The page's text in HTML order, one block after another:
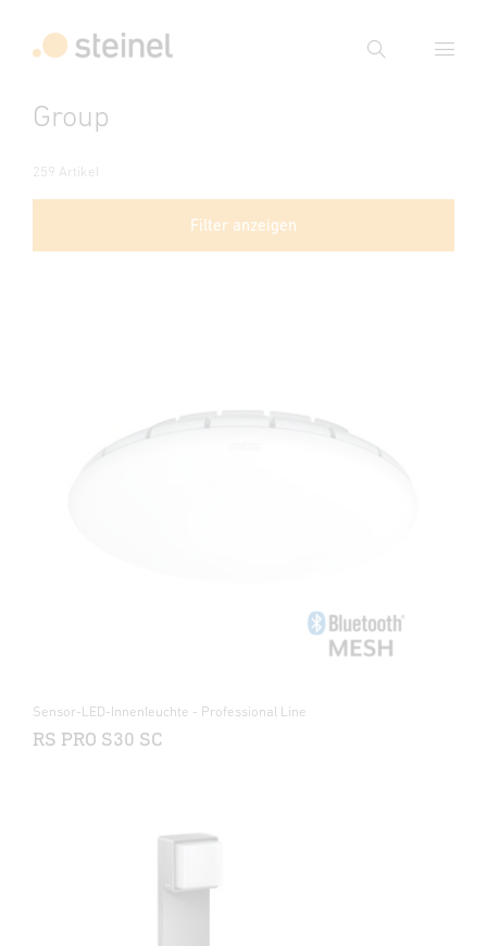
Suche
Group
259 Artikel
Filter anzeigen
Sensor-LED-Innenleuchte - Professional Line
RS PRO S30 SC